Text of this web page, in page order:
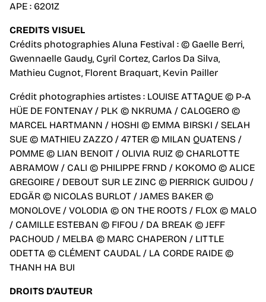
APE : 6201Z
CREDITS VISUEL
Crédits photographies Aluna Festival : © Gaelle Berri,
Gwennaelle Gaudy, Cyril Cortez, Carlos Da Silva,
Mathieu Cugnot, Florent Braquart, Kevin Pailler
Crédit photographies artistes : LOUISE ATTAQUE © P-A
HÜE DE FONTENAY / PLK © NKRUMA / CALOGERO ©
MARCEL HARTMANN / HOSHI © EMMA BIRSKI / SELAH
SUE © MATHIEU ZAZZO / 47TER © MILAN QUATENS /
POMME © LIAN BENOIT / OLIVIA RUIZ © CHARLOTTE
ABRAMOW / CALI © PHILIPPE FRND / KOKOMO © ALICE
GREGOIRE / DEBOUT SUR LE ZINC © PIERRICK GUIDOU /
EDGÄR © NICOLAS BURLOT / JAMES BAKER ©
MONOLOVE / VOLODIA © ON THE ROOTS / FLOX © MALO
/ CAMILLE ESTEBAN © FIFOU / DA BREAK © JEFF
PACHOUD / MELBA © MARC CHAPERON / LITTLE
ODETTA © CLÉMENT CAUDAL / LA CORDE RAIDE ©
THANH HA BUI
DROITS D’AUTEUR